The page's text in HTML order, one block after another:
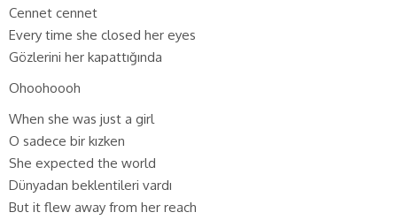
Cennet cennet
Every time she closed her eyes
Gözlerini her kapattığında
Ohoohoooh
When she was just a girl
O sadece bir kızken
She expected the world
Dünyadan beklentileri vardı
But it flew away from her reach